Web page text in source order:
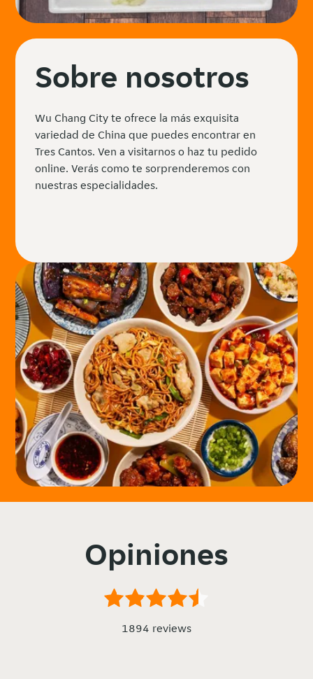
Sobre nosotros
Wu Chang City te ofrece la más exquisita
variedad de China que puedes encontrar en
Tres Cantos. Ven a visitarnos o haz tu pedido
online. Verás como te sorprenderemos con
nuestras especialidades.
Opiniones
1894 reviews